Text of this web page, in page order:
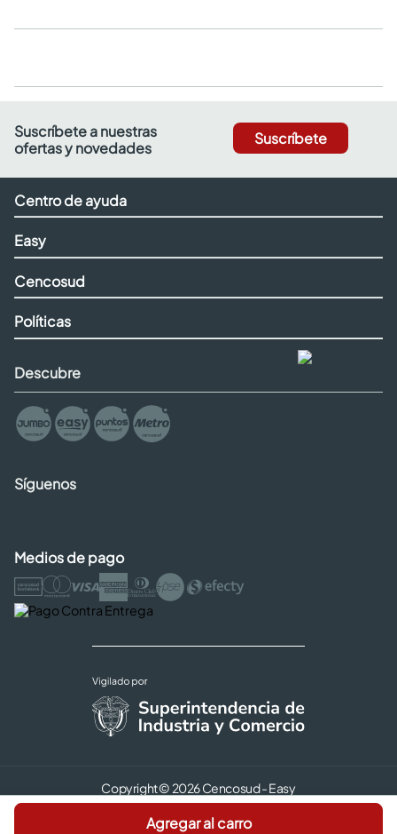
Agregar al carro
Suscríbete a nuestras
ofertas y novedades
Suscríbete
Centro de ayuda
Easy
Cencosud
Políticas
Descubre
Síguenos
Medios de pago
Copyright © 2026 Cencosud - Easy
Términos y Condiciones |
Seguridad y Privacidad |